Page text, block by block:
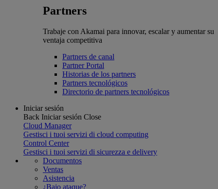
Partners
Trabaje con Akamai para innovar, escalar y aumentar su
ventaja competitiva
Partners de canal
Partner Portal
Historias de los partners
Partners tecnológicos
Directorio de partners tecnológicos
Iniciar sesión
Back Iniciar sesión Close
Cloud Manager
Gestisci i tuoi servizi di cloud computing
Control Center
Gestisci i tuoi servizi di sicurezza e delivery
Documentos
Ventas
Asistencia
¿Bajo ataque?